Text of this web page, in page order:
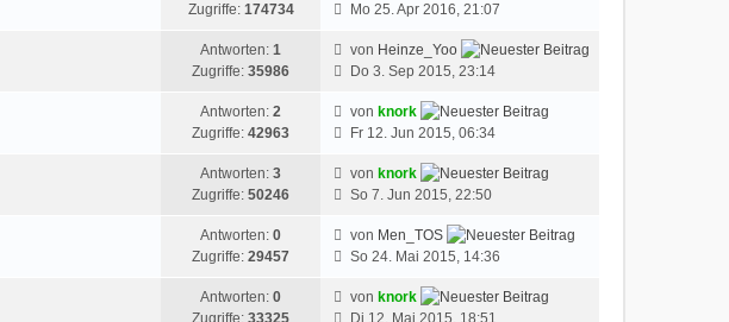
Zugriffe: 174734
Mo 25. Apr 2016, 21:07
Antworten: 1
Zugriffe: 35986
von Heinze_Yoo
Do 3. Sep 2015, 23:14
Antworten: 2
Zugriffe: 42963
von knork
Fr 12. Jun 2015, 06:34
Antworten: 3
Zugriffe: 50246
von knork
So 7. Jun 2015, 22:50
Antworten: 0
Zugriffe: 29457
von Men_TOS
So 24. Mai 2015, 14:36
Antworten: 0
Zugriffe: 33325
von knork
Di 12. Mai 2015, 18:51